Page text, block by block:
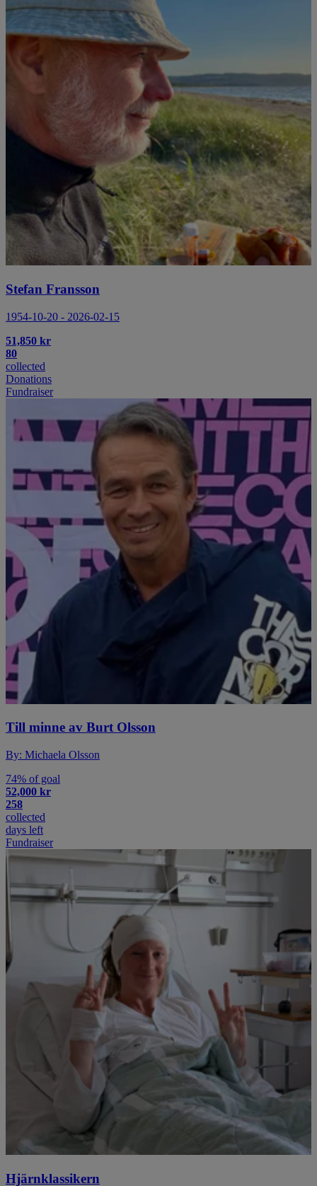
Stefan Fransson
1954-10-20 - 2026-02-15
51,850 kr
80
collected
Donations
Fundraiser
Till minne av Burt Olsson
By: Michaela Olsson
74% of goal
52,000 kr
258
collected
days left
Fundraiser
Hjärnklassikern